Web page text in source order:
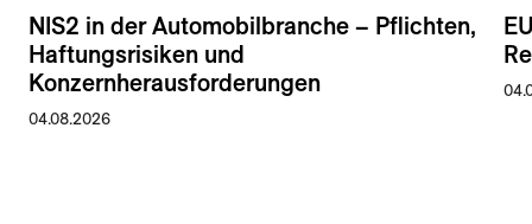
NIS2 in der Automobilbranche – Pflichten,
Haftungsrisiken und
Konzernherausforderungen
04.08.2026